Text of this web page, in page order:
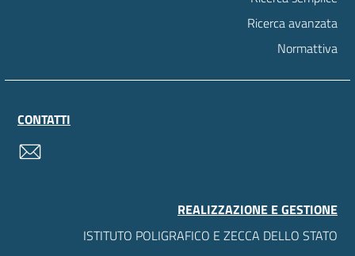
Ricerca avanzata
Normattiva
CONTATTI
REALIZZAZIONE E GESTIONE
ISTITUTO POLIGRAFICO E ZECCA DELLO STATO